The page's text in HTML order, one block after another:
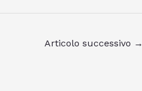
Articolo successivo →